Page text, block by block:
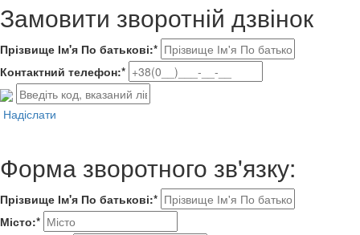
Замовити зворотній дзвінок
Прізвище Ім'я По батькові:*
Контактний телефон:*
Надіслати
Форма зворотного зв'язку:
Прізвище Ім'я По батькові:*
Місто:*